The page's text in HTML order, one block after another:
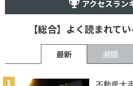
アクセスラン
【総合】よく読まれて
最新 週間